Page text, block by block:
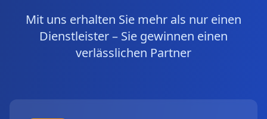
Mit uns erhalten Sie mehr als nur einen
Dienstleister – Sie gewinnen einen
verlässlichen Partner